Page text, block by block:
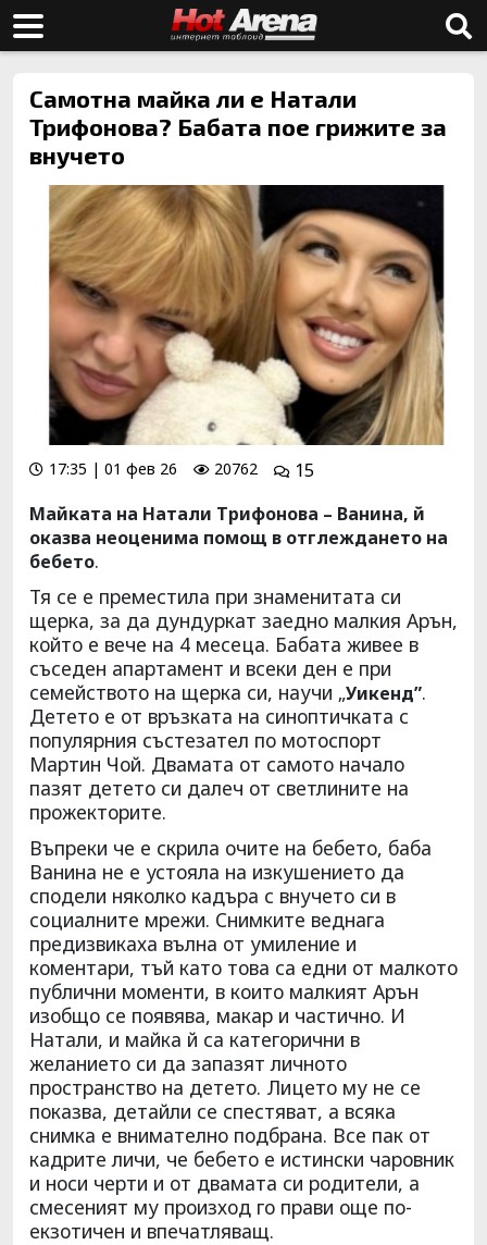
Самотна майка ли е Натали
Трифонова? Бабата пое грижите за
внучето
17:35 | 01 фев 26 20762
15
Майката на Натали Трифонова – Ванина, й
оказва неоценима помощ в отглеждането на
бебето.
Тя се е преместила при знаменитата си
щерка, за да дундуркат заедно малкия Арън,
който е вече на 4 месеца. Бабата живее в
съседен апартамент и всеки ден е при
семейството на щерка си, научи „Уикенд”.
Детето е от връзката на синоптичката с
популярния състезател по мотоспорт
Мартин Чой. Двамата от самото начало
пазят детето си далеч от светлините на
прожекторите.
Въпреки че е скрила очите на бебето, баба
Ванина не е устояла на изкушението да
сподели няколко кадъра с внучето си в
социалните мрежи. Снимките веднага
предизвикаха вълна от умиление и
коментари, тъй като това са едни от малкото
публични моменти, в които малкият Арън
изобщо се появява, макар и частично. И
Натали, и майка й са категорични в
желанието си да запазят личното
пространство на детето. Лицето му не се
показва, детайли се спестяват, а всяка
снимка е внимателно подбрана. Все пак от
кадрите личи, че бебето е истински чаровник
и носи черти и от двамата си родители, а
смесеният му произход го прави още по-
екзотичен и впечатляващ.